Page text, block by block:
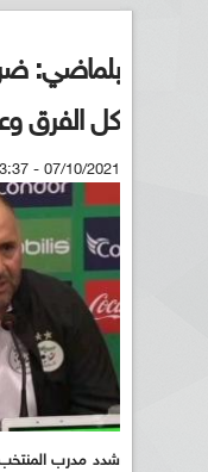
بلماضي:
كل الفرق
07/10/2021 - 13:37
شدد مدرب